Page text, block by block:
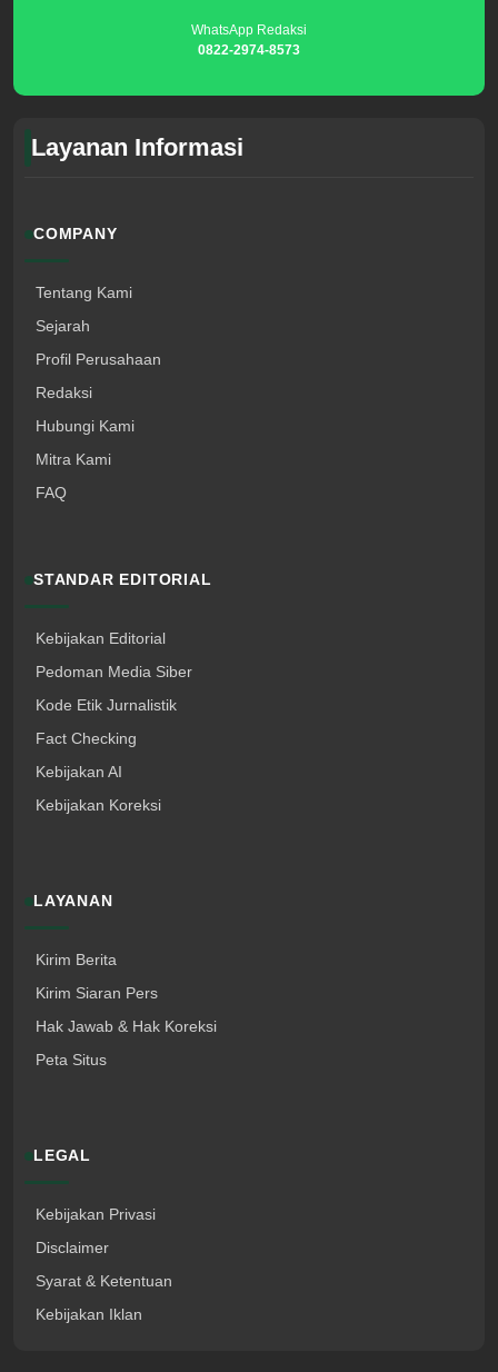
WhatsApp Redaksi
0822-2974-8573
Layanan Informasi
COMPANY
Tentang Kami
Sejarah
Profil Perusahaan
Redaksi
Hubungi Kami
Mitra Kami
FAQ
STANDAR EDITORIAL
Kebijakan Editorial
Pedoman Media Siber
Kode Etik Jurnalistik
Fact Checking
Kebijakan AI
Kebijakan Koreksi
LAYANAN
Kirim Berita
Kirim Siaran Pers
Hak Jawab & Hak Koreksi
Peta Situs
LEGAL
Kebijakan Privasi
Disclaimer
Syarat & Ketentuan
Kebijakan Iklan